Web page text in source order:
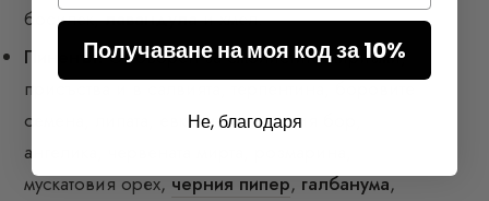
босилек,лавандулаи хмел.
Пиненът:Отговорен за смолистите миризми,
присъства и в салвията, терпентина, боровите
семена, липата, евкалипта, горския бор,
ангелика, червената мирта, розмарина,
мускатовия орех,черния пипер,галбанума,
Получаване на моя код за 10%
Не, благодаря